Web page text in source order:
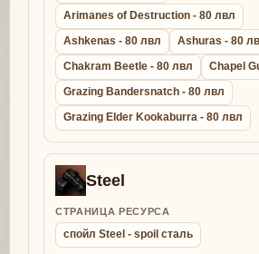
Arimanes of Destruction - 80 лвл
Ashkenas - 80 лвл
Ashuras - 80
Chakram Beetle - 80 лвл
Chapel
Grazing Bandersnatch - 80 лвл
Grazing Elder Kookaburra - 80 лвл
Steel
СТРАНИЦА РЕСУРСА
спойл Steel - spoil сталь